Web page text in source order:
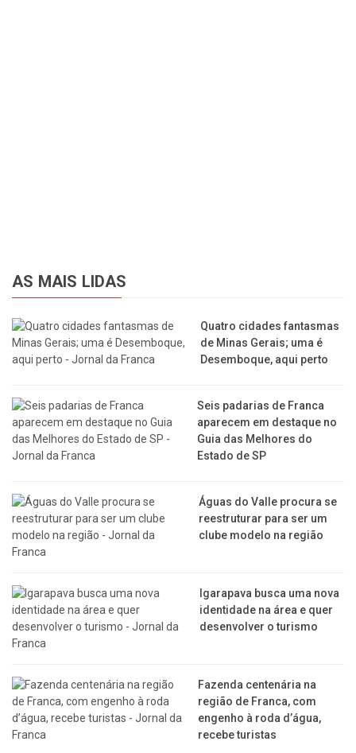
AS MAIS LIDAS
Quatro cidades fantasmas
de Minas Gerais; uma é
Desemboque, aqui perto
Seis padarias de Franca
aparecem em destaque no
Guia das Melhores do
Estado de SP
​Águas do Valle procura se
reestruturar para ser um
clube modelo na região
​Igarapava busca uma nova
identidade na área e quer
desenvolver o turismo
Fazenda centenária na
região de Franca, com
engenho à roda d’água,
recebe turistas